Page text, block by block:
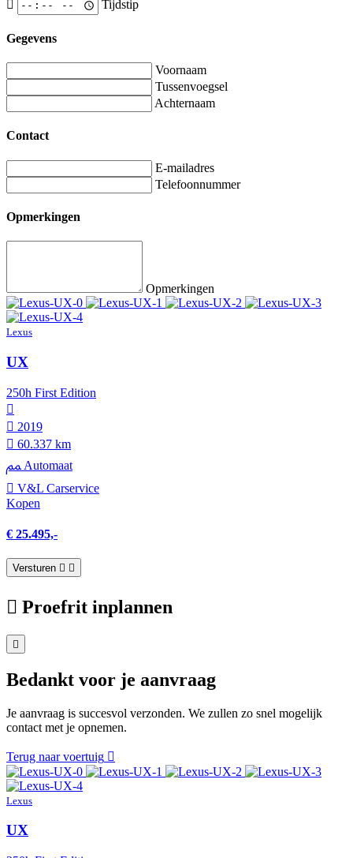
Tijdstip
Gegevens
Voornaam
Tussenvoegsel
Achternaam
Contact
E-mailadres
Telefoonnummer
Opmerkingen
Opmerkingen
Lexus
UX
250h First Edition
2019
60.337 km
Automaat
V&L Carservice
Kopen
€ 25.495,-
Versturen
Proefrit inplannen
Bedankt voor je aanvraag
Je aanvraag is succesvol verzonden. We zullen zo snel mogelijk
contact met je opnemen.
Terug naar voertuig
Lexus
UX